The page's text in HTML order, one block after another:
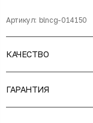
Артикул: blncg-014150
КАЧЕСТВО
ГАРАНТИЯ